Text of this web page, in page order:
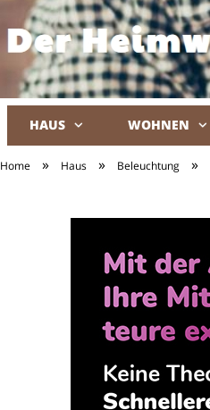
HAUS WOHNEN
Home » Haus » Beleuchtung »